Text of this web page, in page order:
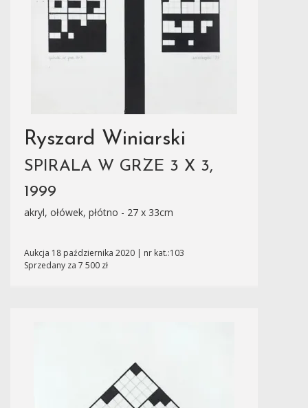
Ryszard Winiarski
SPIRALA W GRZE 3 X 3,
1999
akryl, ołówek, płótno - 27 x 33cm
Aukcja 18 października 2020 | nr kat.:103
Sprzedany za 7 500 zł